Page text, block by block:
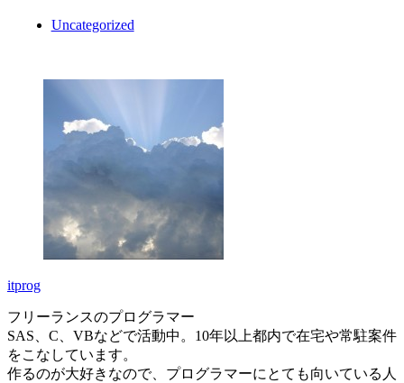
Uncategorized
itprog
フリーランスのプログラマー
SAS、C、VBなどで活動中。10年以上都内で在宅や常駐案件
をこなしています。
作るのが大好きなので、プログラマーにとても向いている人